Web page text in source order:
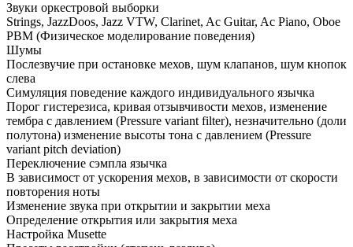
Звуки оркестровой выборки
Strings, JazzDoos, Jazz VTW, Clarinet, Ac Guitar, Ac Piano, Oboe
PBM (Физическое моделирование поведения)
Шумы
Послезвучие при остановке мехов, шум клапанов, шум кнопок
слева
Симуляция поведение каждого индивидуального язычка
Порог гистерезиса, кривая отзывчивости мехов, изменение
тембра с давлением (Pressure variant filter), незначительно (доли
полутона) изменение высоты тона с давлением (Pressure
variant pitch deviation)
Переключение сэмпла язычка
В зависимост от ускорения мехов, в зависимости от скорости
повторения ноты
Изменение звука при открытии и закрытии меха
Определение открытия или закрытия меха
Настройка Musette